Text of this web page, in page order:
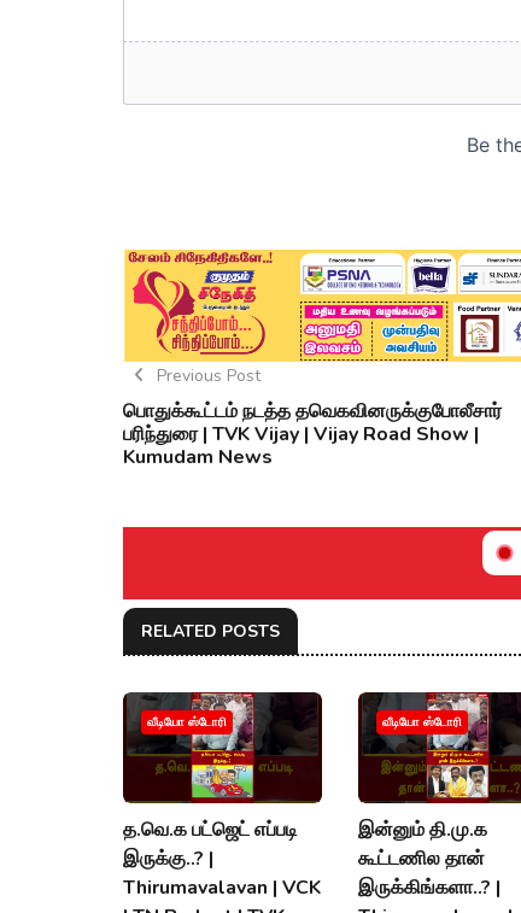
Previous Post
பொதுக்கூட்டம் நடத்த தவெகவினருக்குபோலீசார்
பரிந்துரை | TVK Vijay | Vijay Road Show |
Kumudam News
RELATED POSTS
வீடியோ ஸ்டோரி
த.வெ.க பட்ஜெட் எப்படி
இருக்கு..? |
Thirumavalavan | VCK
வீடியோ ஸ்டோரி
இன்னும் தி.மு.க
கூட்டணில தான்
இருக்கிங்களா..? |